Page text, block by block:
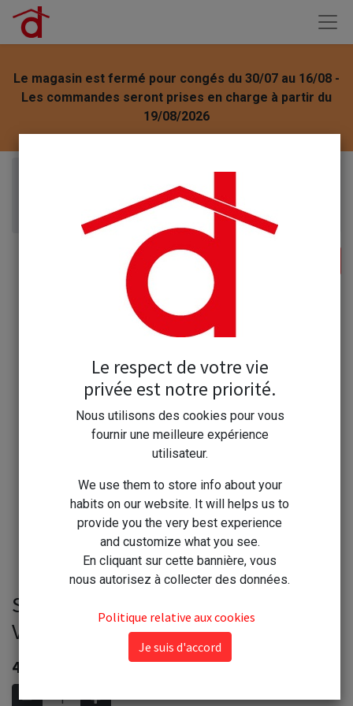
Le magasin est fermé pour congés du 30/07 au 16/08 -
Les commandes seront prises en charge à partir du
19/08/2026
HYGIENE DE LA MAISON
Starwax Balai Expert Rasant Velcros 35cm - réf.
Starwax Balai Expert Rasant
Velcros 35cm - réf. 1593
48,00
Le respect de votre vie
privée est notre priorité.
Nous utilisons des cookies pour vous
fournir une meilleure expérience
utilisateur.
We use them to store info about your
habits on our website. It will helps us to
provide you the very best experience
and customize what you see.
En cliquant sur cette bannière, vous
nous autorisez à collecter des données.
Politique relative aux cookies
Je suis d'accord